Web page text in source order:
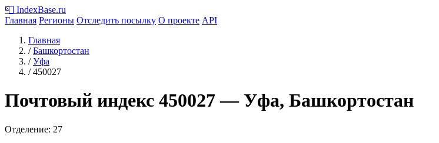
📮 IndexBase.ru
Главная Регионы Отследить посылку О проекте API
Главная
/ Башкортостан
/ Уфа
/ 450027
Почтовый индекс 450027 — Уфа, Башкортостан
Отделение: 27